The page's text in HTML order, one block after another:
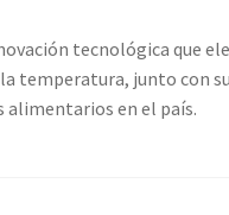
tecnológica que
temperatura, junto con
alimentarios en el país.